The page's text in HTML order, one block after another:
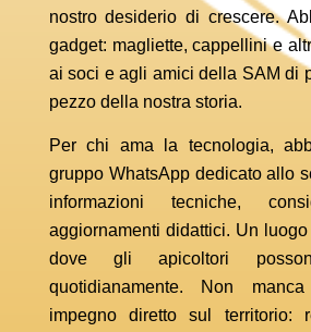
nostro desiderio di crescere.
gadget: magliette, cappellini e
ai soci e agli amici della SAM di
pezzo della nostra storia.
Per chi ama la tecnologia,
gruppo WhatsApp dedicato allo
informazioni tecniche,
aggiornamenti didattici. Un
dove gli apicoltori
quotidianamente. Non
impegno diretto sul territorio: